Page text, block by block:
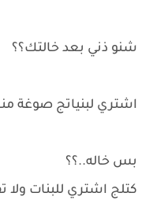
شنو ذني بعد خالتك؟؟
اشتري لبنياتج صوغة
بس خاله..؟؟
كتلج اشتري للبنات ولا